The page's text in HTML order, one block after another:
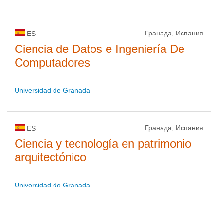
ES Гранада, Испания
Ciencia de Datos e Ingeniería De
Computadores
Universidad de Granada
ES Гранада, Испания
Ciencia y tecnología en patrimonio
arquitectónico
Universidad de Granada